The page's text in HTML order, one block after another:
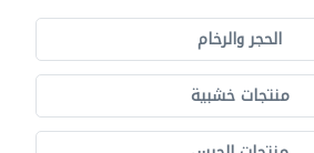
الحجر والرخام
منتجات خشبية